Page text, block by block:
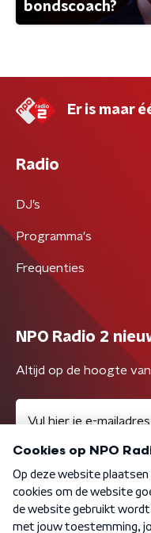
bondscoach?
Er is maar
Radio
DJ’s
Programma's
Frequenties
NPO Radio 2
Altijd op de hoogte
Algemene voorwaarden